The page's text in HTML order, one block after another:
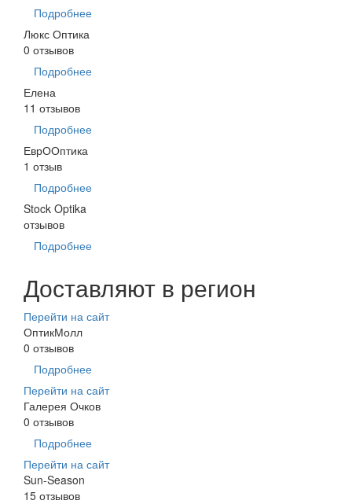
Подробнее
Люкс Оптика
0 отзывов
Подробнее
Елена
11 отзывов
Подробнее
ЕврООптика
1 отзыв
Подробнее
Stock Optika
отзывов
Подробнее
Доставляют в регион
Перейти на сайт
ОптикМолл
0 отзывов
Подробнее
Перейти на сайт
Галерея Очков
0 отзывов
Подробнее
Перейти на сайт
Sun-Season
15 отзывов